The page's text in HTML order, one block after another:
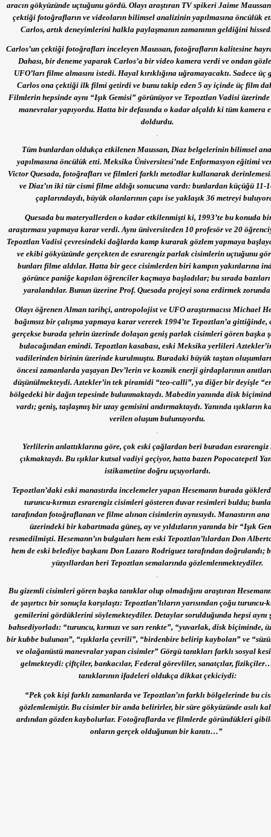
aracın gökyüzünde uçtuğunu gördü. Olayı araştıran TV spikeri Jaime
çektiği fotoğrafların ve videoların bilimsel analizinin yapılmasına öncülük
Carlos, artık deneyimlerini halkla paylaşmanın zamanının geldiğini
Carlos’un çektiği fotoğrafları inceleyen Maussan, fotoğrafların kalitesine
Dahası, bir deneme yaparak Carlos’a bir video kamera verdi ve ondan
UFO’ları filme almasını istedi. Hayal kırıklığına uğramayacaktı. Sadece üç
Carlos ona çektiği ilk filmi getirdi ve bunu takip eden 5 ay içinde üç film
Filmlerin hepsinde aynı “Işık Gemisi” görünüyor ve Tepoztlan Vadisi üzerinde
manevralar yapıyordu. Hatta bir defasında o kadar alçaldı ki tüm kamera
doldurdu.
Tüm bunlardan oldukça etkilenen Maussan, Diaz belgelerinin bilimsel
yapılmasına öncülük etti. Meksika Üniversitesi’nde Enformasyon eğitimi
Victor Quesada, fotoğrafları ve filmleri farklı metodlar kullanarak
ve Diaz’ın iki tür cismi filme aldığı sonucuna vardı: bunlardan küçüğü 11-
çaplarındaydı, büyük olanlarının çapı ise yaklaşık 36 metreyi
Quesada bu materyallerden o kadar etkilenmişti ki, 1993’te bu konuda
araştırması yapmaya karar verdi. Aynı üniversiteden 10 profesör ve 20
Tepoztlan Vadisi çevresindeki dağlarda kamp kurarak gözlem yapmaya
ve ekibi gökyüzünde gerçekten de esrarengiz parlak cisimlerin uçtuğunu
bunları filme aldılar. Hatta bir gece cisimlerden biri kampın yakınlarına
görünce paniğe kapılan öğrenciler kaçmaya başladılar; bu sırada
yaralandılar. Bunun üzerine Prof. Quesada projeyi sona erdirmek
Olayı öğrenen Alman tarihçi, antropolojist ve UFO araştırmacısı Michael
bağımsız bir çalışma yapmaya karar vererek 1994’te Tepoztlan’a gittiğinde,
gerçekse burada şehrin üzerinde dolaşan geniş parlak cisimleri gören başka
bulacağından emindi. Tepoztlan kasabası, eski Meksika yerlileri
vadilerinden birinin üzerinde kurulmuştu. Buradaki büyük taştan
öncesi zamanlarda yaşayan Dev’lerin ve kozmik enerji girdaplarının
düşünülmekteydi. Aztekler’in tek piramidi “teo-calli”, ya diğer bir deyişle
bölgedeki bir dağın tepesinde bulunmaktaydı. Mabedin yanında disk
vardı; geniş, taşlaşmış bir uzay gemisini andırmaktaydı. Yanında ışıkların
verilen oluşum bulunuyordu.
Yerlilerin anlattıklarına göre, çok eski çağlardan beri buradan esrarengiz
çıkmaktaydı. Bu ışıklar kutsal vadiyi geçiyor, hatta bazen Popocatepetl
istikametine doğru uçuyorlardı.
Tepoztlan’daki eski manastırda incelemeler yapan Hesemann burada
turuncu-kırmızı esrarengiz cisimleri gösteren duvar resimleri buldu;
tarafından fotoğraflanan ve filme alınan cisimlerin aynısıydı. Manastırın ana
üzerindeki bir kabartmada güneş, ay ve yıldızların yanında bir “Işık
resmedilmişti. Hesemann’ın bulguları hem eski Tepoztlan’lılardan Don
hem de eski belediye başkanı Don Lazaro Rodriguez tarafından doğrulandı;
yüzyıllardan beri Tepoztlan semalarında gözlemlenmekteydiler.
Bu gizemli cisimleri gören başka tanıklar olup olmadığını araştıran
de şaşırtıcı bir sonuçla karşılaştı: Tepoztlan’lıların yarısından çoğu turuncu-
gemilerini gördüklerini söylemekteydiler. Detaylar sorulduğunda hepsi aynı
bahsediyorladı: “turuncu, kırmızı ve sarı renkte”, “yuvarlak, disk biçiminde,
bir kubbe bulunan”, “ışıklarla çevrili”, “birdenbire belirip kaybolan” ve
ve olağanüstü manevralar yapan cisimler” Görgü tanıkları farklı sosyal
gelmekteydi: çiftçiler, bankacılar, Federal görevliler, sanatçılar,
tanıklarının ifadeleri oldukça dikkat çekiciydi:
“Pek çok kişi farklı zamanlarda ve Tepoztlan’ın farklı bölgelerinde bu
gözlemlemiştir. Bu cisimler bir anda belirirler, bir süre gökyüzünde asılı
ardından gözden kaybolurlar. Fotoğraflarda ve filmlerde göründükleri
onların gerçek olduğunun bir kanıtı…”